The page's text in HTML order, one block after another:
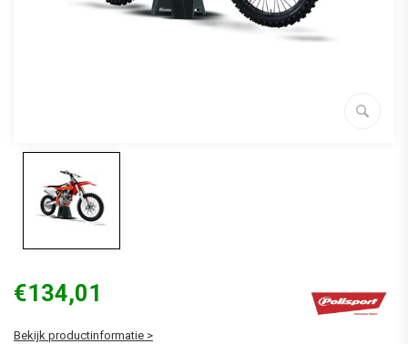
€134,01
Bekijk productinformatie >